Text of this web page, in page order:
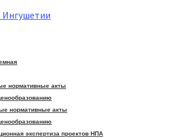
нормативные акты
нормативные акты
экспертиза проектов НПА